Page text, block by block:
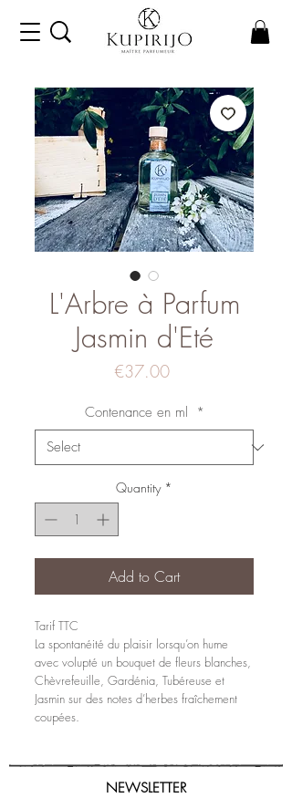
L'Arbre à Parfum
Jasmin d'Eté
€37.00Price
Contenance en ml *
Quantity *
Add to Cart
Tarif TTC
La spontanéité du plaisir lorsqu’on hume
avec volupté un bouquet de fleurs blanches,
Chèvrefeuille, Gardénia, Tubéreuse et
Jasmin sur des notes d’herbes fraîchement
coupées.
NEWSLETTER